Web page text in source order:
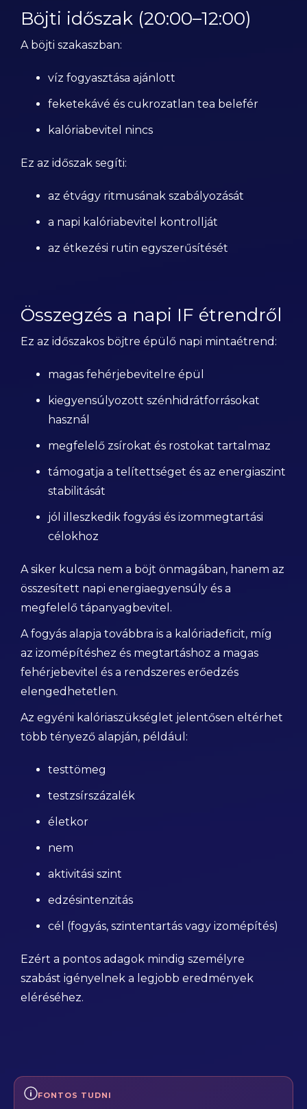
Böjti időszak (20:00–12:00)
A böjti szakaszban:
víz fogyasztása ajánlott
feketekávé és cukrozatlan tea belefér
kalóriabevitel nincs
Ez az időszak segíti:
az étvágy ritmusának szabályozását
a napi kalóriabevitel kontrollját
az étkezési rutin egyszerűsítését
Összegzés a napi IF étrendről
Ez az időszakos böjtre épülő napi mintaétrend:
magas fehérjebevitelre épül
kiegyensúlyozott szénhidrátforrásokat
használ
megfelelő zsírokat és rostokat tartalmaz
támogatja a telítettséget és az energiaszint
stabilitását
jól illeszkedik fogyási és izommegtartási
célokhoz
A siker kulcsa nem a böjt önmagában, hanem az
összesített napi energiaegyensúly és a
megfelelő tápanyagbevitel.
A fogyás alapja továbbra is a kalóriadeficit, míg
az izomépítéshez és megtartáshoz a magas
fehérjebevitel és a rendszeres erőedzés
elengedhetetlen.
Az egyéni kalóriaszükséglet jelentősen eltérhet
több tényező alapján, például:
testtömeg
testzsírszázalék
életkor
nem
aktivitási szint
edzésintenzitás
cél (fogyás, szintentartás vagy izomépítés)
Ezért a pontos adagok mindig személyre
szabást igényelnek a legjobb eredmények
eléréséhez.
FONTOS TUDNI